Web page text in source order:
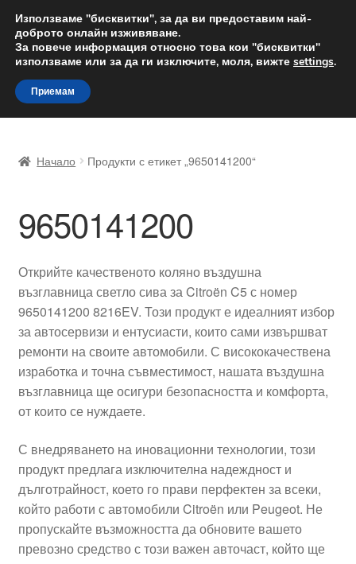
ДОСТАВКА от 12 лв.
Доставка по целия свят
Skip
to
navigation
Skip
to
content
Доставка по целия свят
Жалби
Количка
Контакт
Моята сметка
Политика за поверителност
Правила и условия
Процедура за рекламации
Начало Продукти с етикет „9650141200“
9650141200
Открийте качественото коляно въздушна
възглавница светло сива за Citroën C5 с номер
9650141200 8216EV. Този продукт е идеалният избор
за автосервизи и ентусиасти, които сами извършват
ремонти на своите автомобили. С висококачествена
изработка и точна съвместимост, нашата въздушна
възглавница ще осигури безопасността и комфорта,
от които се нуждаете.
С внедряването на иновационни технологии, този
продукт предлага изключителна надеждност и
дълготрайност, което го прави перфектен за всеки,
който работи с автомобили Citroën или Peugeot. Не
пропускайте възможността да обновите вашето
превозно средство с този важен авточаст, който ще
Използваме "бисквитки", за да ви предоставим най-
доброто онлайн изживяване.
За повече информация относно това кои "бисквитки"
използваме или за да ги изключите, моля, вижте settings.
Приемам